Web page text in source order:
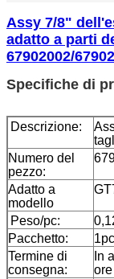
Assy 7/8"
adatto a parti
67902002/
Specifiche di
Descrizione:
Numero del
pezzo:
Adatto a
modello
Peso/pc:
Pacchetto:
Termine di
consegna:
In
ore